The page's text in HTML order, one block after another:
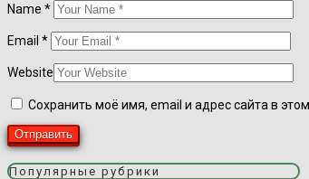
Name *
Email *
Website
Сохранить моё имя, email и адрес сайта в
Популярные рубрики